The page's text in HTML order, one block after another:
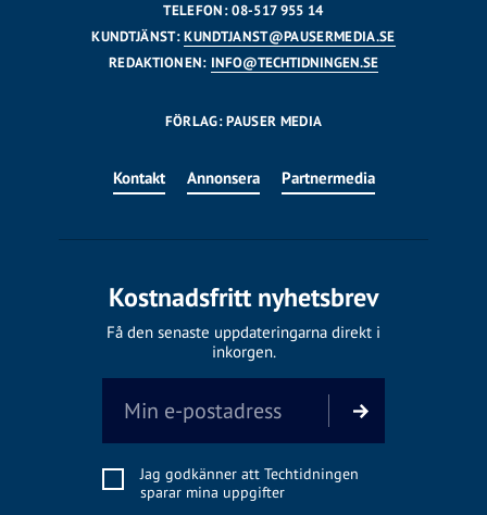
TELEFON: 08-517 955 14
KUNDTJÄNST:KUNDTJANST@PAUSERMEDIA.SE
REDAKTIONEN: INFO@TECHTIDNINGEN.SE
FÖRLAG: PAUSER MEDIA
Kontakt Annonsera Partnermedia
Kostnadsfritt nyhetsbrev
Få den senaste uppdateringarna direkt i
inkorgen.
Jag godkänner att Techtidningen
sparar mina uppgifter